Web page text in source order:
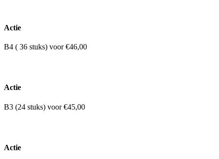
Actie
B4 ( 36 stuks) voor €46,00
Actie
B3 (24 stuks) voor €45,00
Actie